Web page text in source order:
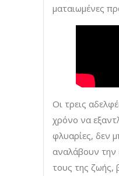
ματαιωμένες
Οι τρεις
χρόνο να
φλυαρίες, δεν
αναλάβουν την
τους της ζωής,